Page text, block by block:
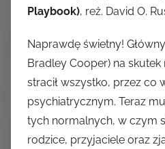
Playbook), reż. David O.
Naprawdę świetny!
Bradley Cooper) na
stracił wszystko, przez co
psychiatrycznym. Teraz
tych normalnych, w czym
rodzice, przyjaciele oraz